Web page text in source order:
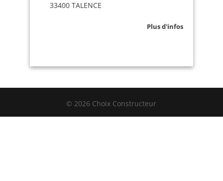
33400 TALENCE
Plus d'infos
© 2026 Choix Constructeur